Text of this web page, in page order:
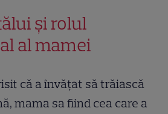
și rolul
al mamei
că a învățat să trăiască
mama sa fiind cea care a